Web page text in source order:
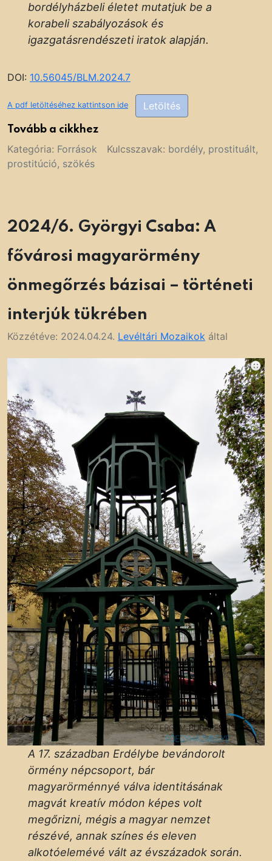
bordélyházbeli életet mutatjuk be a
korabeli szabályozások és
igazgatásrendészeti iratok alapján.
DOI: 10.56045/BLM.2024.7
A pdf letöltéséhez kattintson ide Letöltés
Tovább a cikkhez
Kategória: Források Kulcsszavak: bordély, prostituált,
prostitúció, szökés
2024/6. Györgyi Csaba: A
fővárosi magyarörmény
önmegőrzés bázisai – történeti
interjúk tükrében
Közzétéve: 2024.04.24. Levéltári Mozaikok által
A 17. században Erdélybe bevándorolt
örmény népcsoport, bár
magyarörménnyé válva identitásának
magvát kreatív módon képes volt
megőrizni, mégis a magyar nemzet
részévé, annak színes és eleven
alkotóelemévé vált az évszázadok során.